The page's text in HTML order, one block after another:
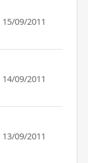
15/09/2011
14/09/2011
13/09/2011